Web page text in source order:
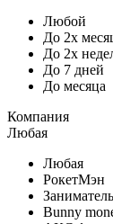
Любой
До 2х
До 2х
До 7 дней
До месяца
Компания
Любая
Любая
РокетМэн
Bunny